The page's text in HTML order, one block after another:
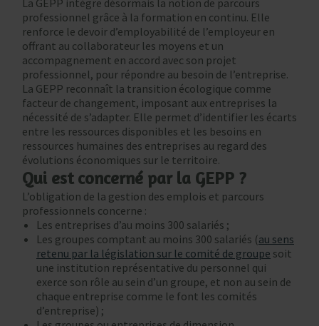
professionnel grâce à la formation en continu. Elle
renforce le devoir d’employabilité de l’employeur en
offrant au collaborateur les moyens et un
accompagnement en accord avec son projet
professionnel, pour répondre au besoin de l’entreprise.
La GEPP reconnaît la transition écologique comme
facteur de changement, imposant aux entreprises la
nécessité de s’adapter. Elle permet d’identifier les écarts
entre les ressources disponibles et les besoins en
ressources humaines des entreprises au regard des
évolutions économiques sur le territoire.
Qui est concerné par la GEPP ?
L’obligation de la gestion des emplois et parcours
professionnels concerne :
Les entreprises d’au moins 300 salariés ;
Les groupes comptant au moins 300 salariés (au sens
retenu par la législation sur le comité de groupe soit
une institution représentative du personnel qui
exerce son rôle au sein d’un groupe, et non au sein de
chaque entreprise comme le font les comités
d’entreprise) ;